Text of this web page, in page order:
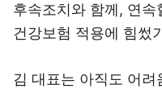
후속조치와 함께, 연속
건강보험 적용에 힘썼
김 대표는 아직도 어